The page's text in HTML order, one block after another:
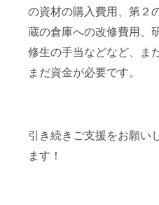
の資材の購入費用、第２
蔵の倉庫への改修費用、
修生の手当などなど、ま
まだ資金が必要です。
引き続きご支援をお願い
ます！